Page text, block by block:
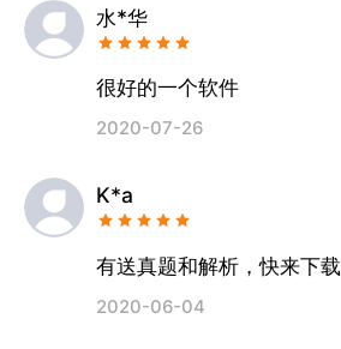
水*华
很好的一个软件
2020-07-26
K*a
有送真题和解析，快来下载
2020-06-04